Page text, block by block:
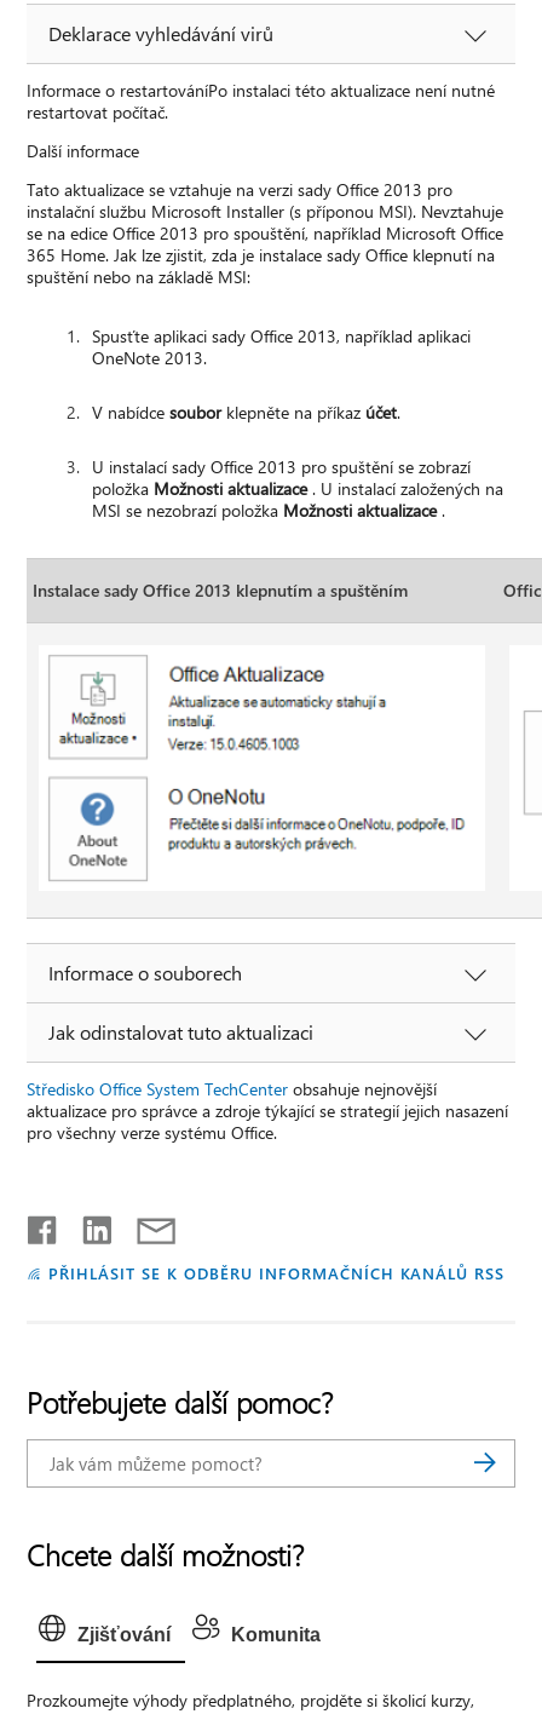
Deklarace vyhledávání virů
Informace o restartováníPo instalaci této aktualizace není nutné
restartovat počítač.
Další informace
Tato aktualizace se vztahuje na verzi sady Office 2013 pro
instalační službu Microsoft Installer (s příponou MSI). Nevztahuje
se na edice Office 2013 pro spouštění, například Microsoft Office
365 Home. Jak lze zjistit, zda je instalace sady Office klepnutí na
spuštění nebo na základě MSI:
Spusťte aplikaci sady Office 2013, například aplikaci
OneNote 2013.
V nabídcesoubor klepněte na příkaz účet.
U instalací sady Office 2013 pro spuštění se zobrazí
položka Možnosti aktualizace . U instalací založených na
MSI se nezobrazí položka Možnosti aktualizace .
Instalace sady Office 2013 klepnutím a spuštěním
Informace o souborech
Jak odinstalovat tuto aktualizaci
Středisko Office System TechCenter obsahuje nejnovější
aktualizace pro správce a zdroje týkající se strategií jejich nasazení
pro všechny verze systému Office.
PŘIHLÁSIT SE K ODBĚRU INFORMAČNÍCH KANÁLŮ RSS
Potřebujete další pomoc?
Chcete další možnosti?
Zjišťování Komunita
Prozkoumejte výhody předplatného, projděte si školicí kurzy,